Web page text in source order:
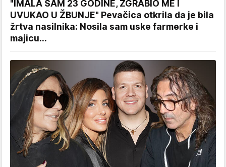
"IMALA SAM 23 GODINE, ZGRABIO ME I
UVUKAO U ŽBUNJE" Pevačica otkrila da je bila
žrtva nasilnika: Nosila sam uske farmerke i
majicu...